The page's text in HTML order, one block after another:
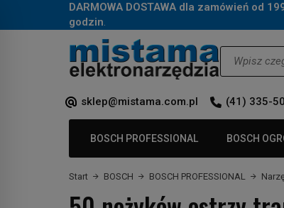
DARMOWA DOSTAWA dla zamówień od
godzin.
sklep@mistama.com.pl (41) 335-
BOSCH PROFESSIONAL BOSCH
Start BOSCH BOSCH PROFESSIONAL